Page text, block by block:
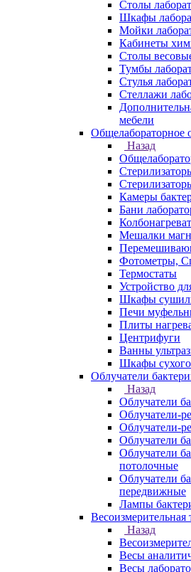
Столы
Шкафы
Мойки
Кабинеты
Столы
Тумбы
Стулья
Стеллажи
мебели
Общелабораторное
Назад
Камеры
Бани
Мешалки
Фотометры,
Термостаты
Устройство
Шкафы
Печи
Плиты
Центрифуги
Ванны
Шкафы
Облучатели
Назад
Облучатели
Облучатели-
Облучатели-
Облучатели
Облучатели
потолочные
Облучатели
передвижные
Лампы
Весоизмерительная
Назад
Весы
Весы